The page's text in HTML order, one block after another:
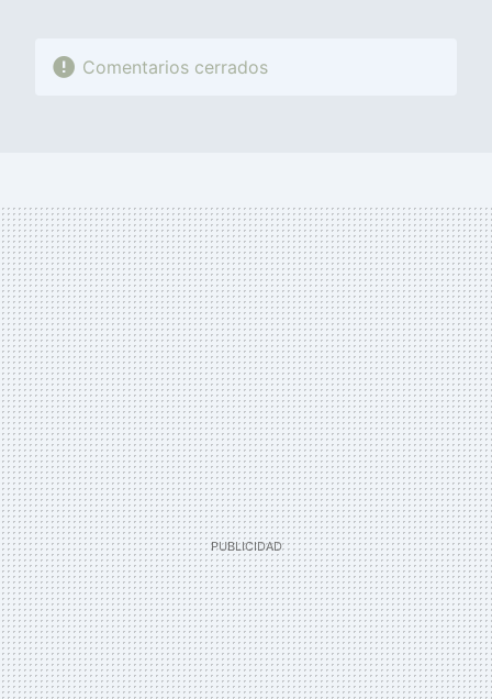
Comentarios cerrados